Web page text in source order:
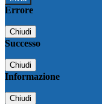
Errore
Chiudi
Successo
Chiudi
Informazione
Chiudi